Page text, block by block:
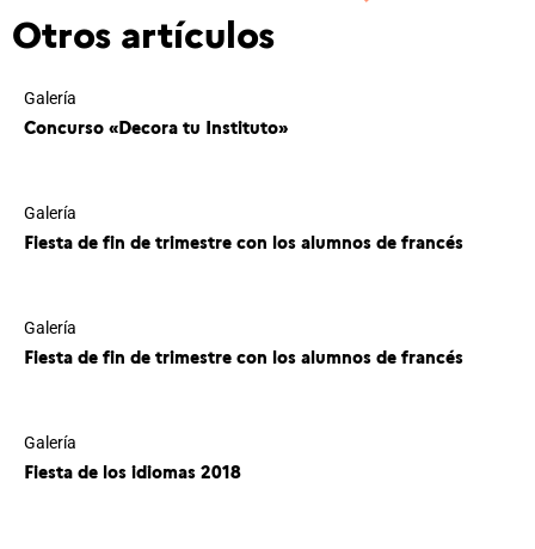
Otros artículos
Galería
Concurso «Decora tu Instituto»
Galería
Fiesta de fin de trimestre con los alumnos de francés
Galería
Fiesta de fin de trimestre con los alumnos de francés
Galería
Fiesta de los idiomas 2018